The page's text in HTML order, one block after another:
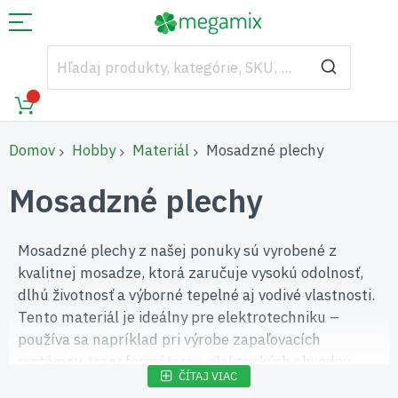
Domov Hobby Materiál Mosadzné plechy
Mosadzné plechy
Mosadzné plechy z našej ponuky sú vyrobené z
kvalitnej mosadze, ktorá zaručuje vysokú odolnosť,
dlhú životnosť a výborné tepelné aj vodivé vlastnosti.
Tento materiál je ideálny pre elektrotechniku –
používa sa napríklad pri výrobe zapaľovacích
systémov, transformátorov, elektrických obvodov
alebo kontaktov. Mosadz ako zliatina medi a zinku
ČÍTAJ VIAC